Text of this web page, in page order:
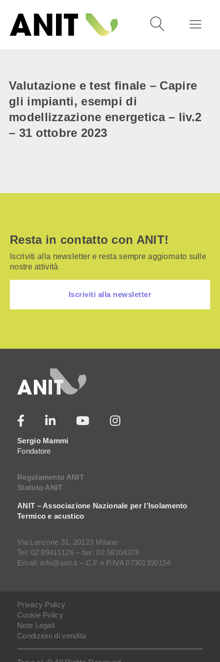
Valutazione e test finale – Capire
gli impianti, esempi di
modellizzazione energetica – liv.2
– 31 ottobre 2023
Resta in contatto con ANIT!
Iscriviti alla newsletter e resta sempre aggiornato sulle
nostre attività
Iscriviti alla newsletter
Sergio Mammi
Fondatore
Regolamento ANIT
Statuto ANIT
ANIT – Associazione Nazionale per l’Isolamento
Termico e acustico
Via Lanzone 31, 20123 Milano
Tel: 02 89415126 – fax: 02 58104378
Email: info@anit.it – C.F e P.IVA 07301390154
Privacy Policy
Cookie Policy
Note Legali
Condizioni di vendita